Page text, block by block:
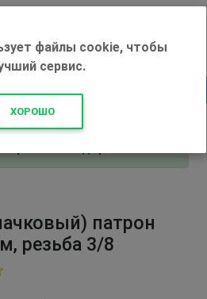
+500 ₽
магазин работает по
патрон
резьба 3/8
файлы cookie, чтобы
сервис.
ХОРОШО